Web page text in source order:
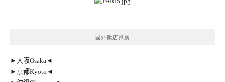
國外飯店推薦
►大阪Osaka◄
►京都Kyoto◄